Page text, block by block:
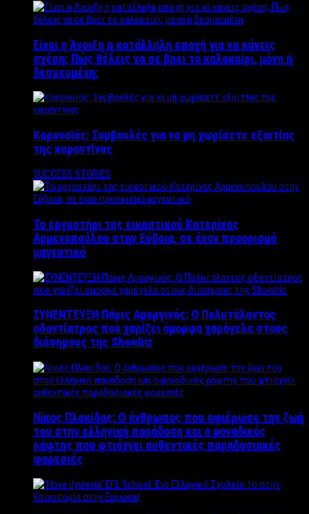
Είναι η Άνοιξη η κατάλληλη εποχή για να κάνεις
σχέση; Πώς θέλεις να σε βρει το καλοκαίρι, μόνη ή
δεσμευμένη;
Κορονοϊός: Συμβουλές για να μη χωρίσετε εξαιτίας
της καραντίνας
SUCCESS STORIES
Το εργαστήρι της εικαστικού Κατερίνας
Αρμενοπούλου στην Εύβοια, σε έναν προορισμό
μαγευτικό
ΣΥΝΕΝΤΕΥΞΗ Πάρις Αμοργινός: O Πολυτάλαντος
οδοντίατρος που χαρίζει όμορφα χαμόγελα στους
διάσημους της Showbiz
Νίκος Πλακίδας: O άνθρωπος που αφιέρωσε την ζωή
του στην ελληνική παράδοση και ο μοναδικός
ράφτης που φτιάχνει αυθεντικές παραδοσιακές
φορεσιές